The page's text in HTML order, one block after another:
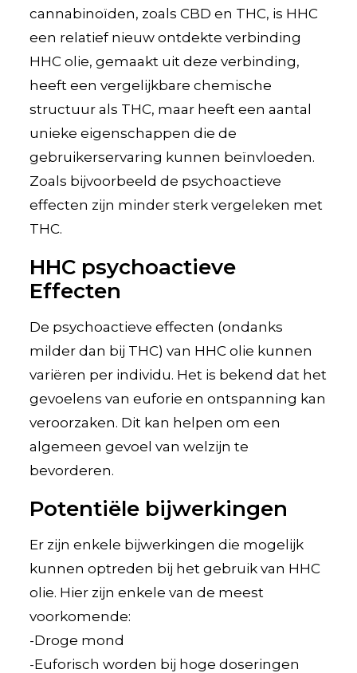
cannabinoïden, zoals CBD en THC, is HHC
een relatief nieuw ontdekte verbinding
HHC olie, gemaakt uit deze verbinding,
heeft een vergelijkbare chemische
structuur als THC, maar heeft een aantal
unieke eigenschappen die de
gebruikerservaring kunnen beïnvloeden.
Zoals bijvoorbeeld de psychoactieve
effecten zijn minder sterk vergeleken met
THC.
HHC psychoactieve
Effecten
De psychoactieve effecten (ondanks
milder dan bij THC) van HHC olie kunnen
variëren per individu. Het is bekend dat het
gevoelens van euforie en ontspanning kan
veroorzaken. Dit kan helpen om een
algemeen gevoel van welzijn te
bevorderen.
Potentiële bijwerkingen
Er zijn enkele bijwerkingen die mogelijk
kunnen optreden bij het gebruik van HHC
olie. Hier zijn enkele van de meest
voorkomende:
-Droge mond
-Euforisch worden bij hoge doseringen